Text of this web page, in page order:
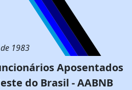
1983
Aposentados
do Brasil - AABNB